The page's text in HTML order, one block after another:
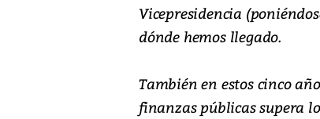
Vicepresidencia
dónde hemos llegado.
También en estos cinco
finanzas públicas supera